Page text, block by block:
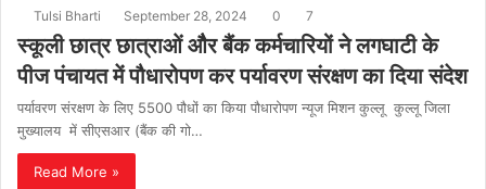
Tulsi Bharti September 28, 2024 0 7
स्कूली छात्र छात्राओं औैर बैंक कर्मचारियों ने लगघाटी के
पीज पंचायत में पौधारोपण कर पर्यावरण संरक्षण का दिया संदेश
पर्यावरण संरक्षण के लिए 5500 पौधों का किया पौधारोपण न्यूज मिशन कुल्लू कुल्लू जिला
मुख्यालय में सीएसआर (बैंक की गो…
Read More »